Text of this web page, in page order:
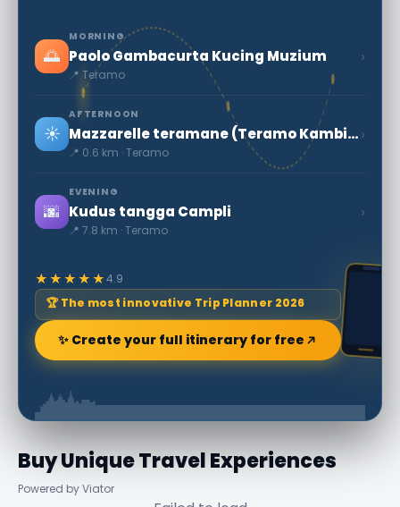
🌅
MORNING
Paolo Gambacurta Kucing Muzium
📍 Teramo
›
☀️
AFTERNOON
Mazzarelle teramane (Teramo Kambing gulung)
📍 0.6 km · Teramo
›
🌆
EVENING
Kudus tangga Campli
📍 7.8 km · Teramo
›
★★★★★4.9
🏆 The most innovative Trip Planner 2026
✨ Create your full itinerary for free
Buy Unique Travel Experiences
Powered by Viator